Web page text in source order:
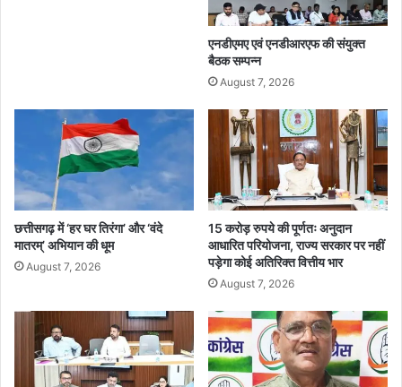
र
च
सी
भे
जी
ग
ई
एनडीएमए एवं एनडीआरएफ की संयुक्त
बैठक सम्पन्न
August 7, 2026
छत्तीसगढ़ में ‘हर घर तिरंगा’ और ‘वंदे
मातरम्’ अभियान की धूम
August 7, 2026
15 करोड़ रुपये की पूर्णतः अनुदान
आधारित परियोजना, राज्य सरकार पर नहीं
पड़ेगा कोई अतिरिक्त वित्तीय भार
August 7, 2026